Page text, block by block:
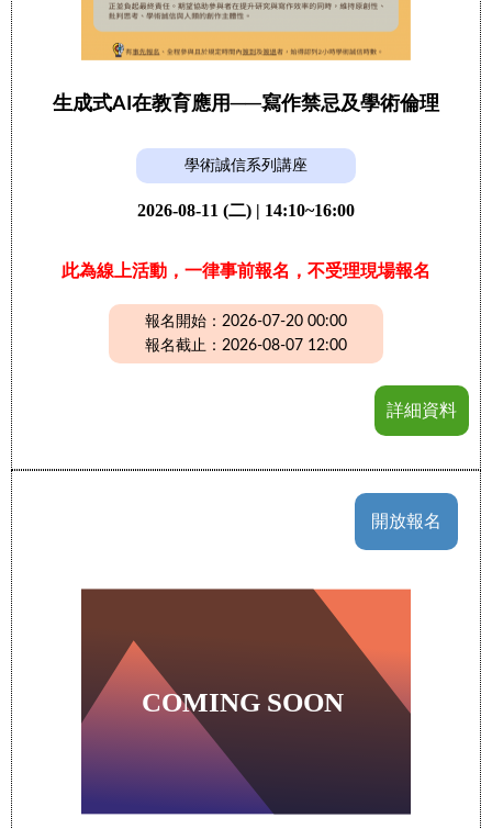
生成式AI在教育應用──寫作禁忌及學術倫理
學術誠信系列講座
2026-08-11 (二) | 14:10~16:00
此為線上活動，一律事前報名，不受理現場報名
報名開始：2026-07-20 00:00
報名截止：2026-08-07 12:00
詳細資料
開放報名